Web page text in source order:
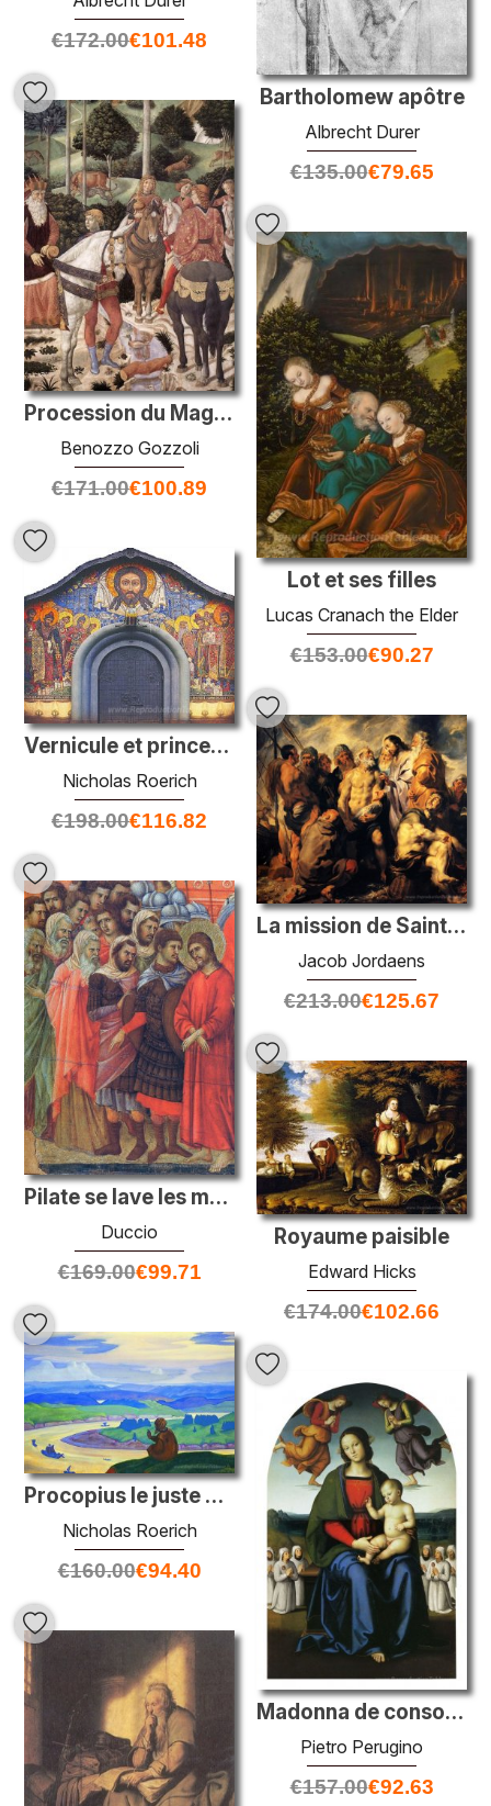
€172.00€101.48
Bartholomew apôtre
Albrecht Durer
€135.00€79.65
Procession du Magus Caspar (détail)
Benozzo Gozzoli
€171.00€100.89
Lot et ses filles
Lucas Cranach the Elder
€153.00€90.27
Vernicule et princes saints
Nicholas Roerich
€198.00€116.82
La mission de Saint-Pierre
Jacob Jordaens
€213.00€125.67
Pilate se lave les mains
Duccio
€169.00€99.71
Royaume paisible
Edward Hicks
€174.00€102.66
Procopius le juste prie de navigation inconnue
Nicholas Roerich
€160.00€94.40
Madonna de consolation
Pietro Perugino
€157.00€92.63